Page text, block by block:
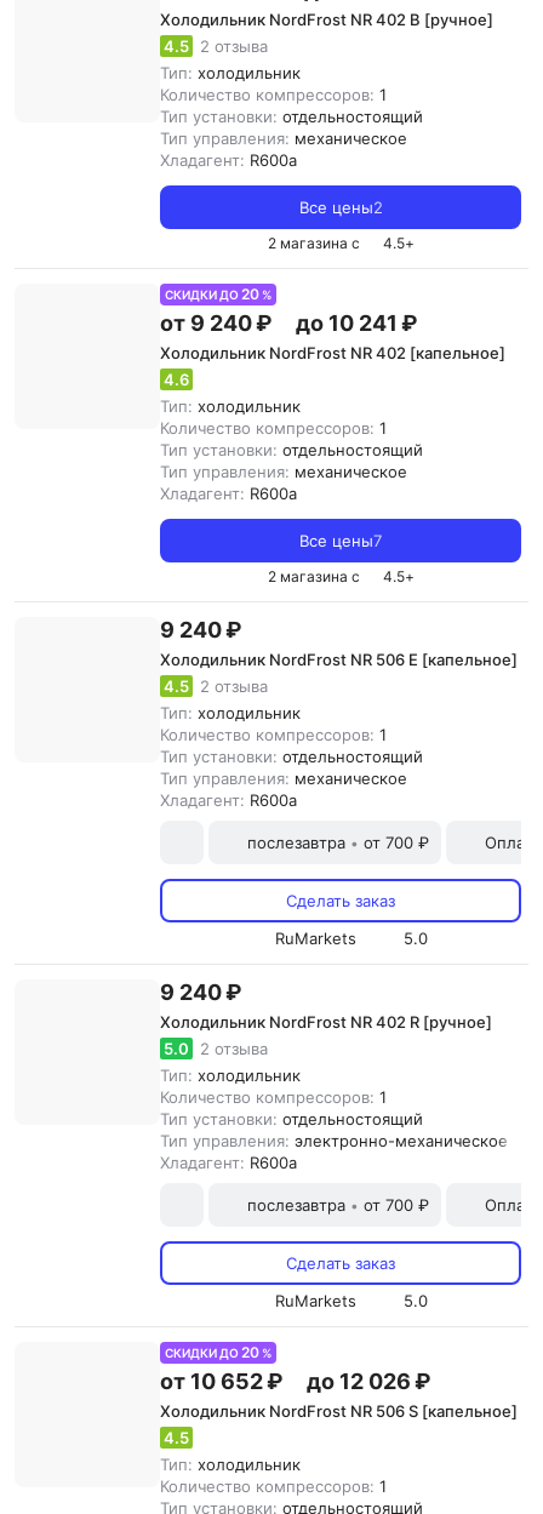
Холодильник NordFrost NR 402 B [ручное]
4.5
2 отзыва
Тип: холодильник
Количество компрессоров: 1
Тип установки: отдельностоящий
Тип управления: механическое
Хладагент: R600a
Все цены2
2 магазина с 4.5+
СКИДКИ ДО20 %
от 9 240 ₽ до 10 241 ₽
Холодильник NordFrost NR 402 [капельное]
4.6
Тип: холодильник
Количество компрессоров: 1
Тип установки: отдельностоящий
Тип управления: механическое
Хладагент: R600a
Все цены7
2 магазина с 4.5+
9 240 ₽
Холодильник NordFrost NR 506 E [капельное]
4.5
2 отзыва
Тип: холодильник
Количество компрессоров: 1
Тип установки: отдельностоящий
Тип управления: механическое
Хладагент: R600a
послезавтра • от 700 ₽
Сделать заказ
RuMarkets
5.0
9 240 ₽
Холодильник NordFrost NR 402 R [ручное]
5.0
2 отзыва
Тип: холодильник
Количество компрессоров: 1
Тип установки: отдельностоящий
Тип управления: электронно-механическое
Хладагент: R600a
послезавтра • от 700 ₽
Сделать заказ
RuMarkets
5.0
СКИДКИ ДО20 %
от 10 652 ₽ до 12 026 ₽
Холодильник NordFrost NR 506 S [капельное]
4.5
Тип: холодильник
Количество компрессоров: 1
Тип установки: отдельностоящий